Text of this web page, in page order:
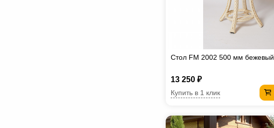
Стол FM 2002 500 мм бежевый
13 250 ₽
Купить в 1 клик